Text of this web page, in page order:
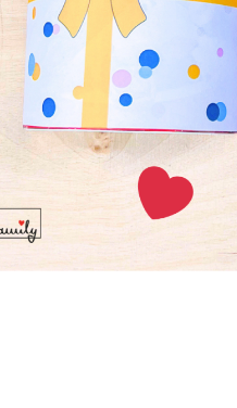
Party kommt, kann das
können.
bei einem traditionellen